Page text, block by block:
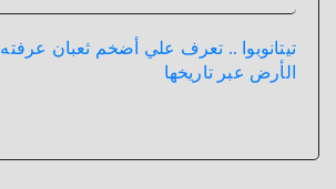
تيتانوبوا .. تعرف علي أضخم ثعبان عرفته
الأرض عبر تاريخها